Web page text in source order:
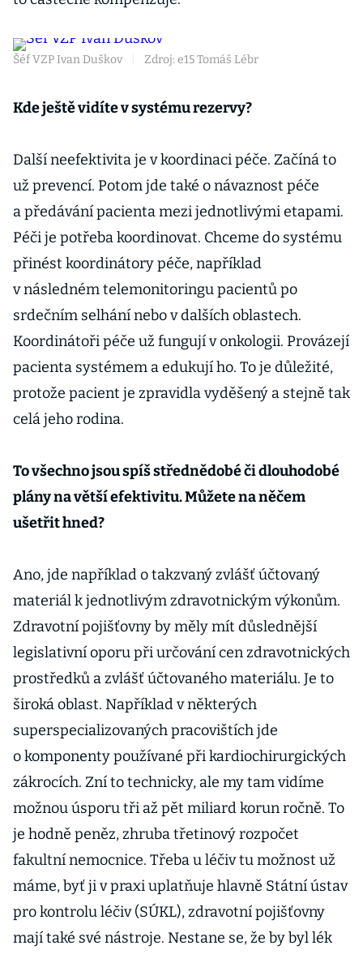
Šéf VZP Ivan Duškov Zdroj: e15 Tomáš Lébr
Kde ještě vidíte v systému rezervy?
Další neefektivita je v koordinaci péče. Začíná to
už prevencí. Potom jde také o návaznost péče
a předávání pacienta mezi jednotlivými etapami.
Péči je potřeba koordinovat. Chceme do systému
přinést koordinátory péče, například
v následném telemonitoringu pacientů po
srdečním selhání nebo v dalších oblastech.
Koordinátoři péče už fungují v onkologii. Provázejí
pacienta systémem a edukují ho. To je důležité,
protože pacient je zpravidla vyděšený a stejně tak
celá jeho rodina.
To všechno jsou spíš střednědobé či dlouhodobé
plány na větší efektivitu. Můžete na něčem
ušetřit hned?
Ano, jde například o takzvaný zvlášť účtovaný
materiál k jednotlivým zdravotnickým výkonům.
Zdravotní pojišťovny by měly mít důslednější
legislativní oporu při určování cen zdravotnických
prostředků a zvlášť účtovaného materiálu. Je to
široká oblast. Například v některých
superspecializovaných pracovištích jde
o komponenty používané při kardiochirurgických
zákrocích. Zní to technicky, ale my tam vidíme
možnou úsporu tři až pět miliard korun ročně. To
je hodně peněz, zhruba třetinový rozpočet
fakultní nemocnice. Třeba u léčiv tu možnost už
máme, byť ji v praxi uplatňuje hlavně Státní ústav
pro kontrolu léčiv (SÚKL), zdravotní pojišťovny
mají také své nástroje. Nestane se, že by byl lék